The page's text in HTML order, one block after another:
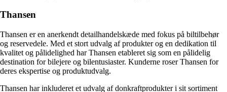
Thansen
Thansen er en anerkendt detailhandelskæde med fokus på biltilbehør
og reservedele. Med et stort udvalg af produkter og en dedikation til
kvalitet og pålidelighed har Thansen etableret sig som en pålidelig
destination for bilejere og bilentusiaster. Kunderne roser Thansen for
deres ekspertise og produktudvalg.
Thansen har inkluderet et udvalg af donkraftprodukter i sit sortiment